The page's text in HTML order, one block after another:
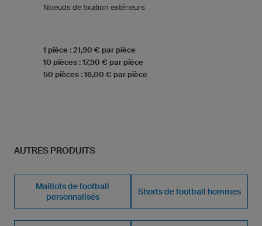
Noeuds de fixation extérieurs
1 pièce : 21,90 € par pièce
10 pièces : 17,90 € par pièce
50 pièces : 16,00 € par pièce
AUTRES PRODUITS
Maillots de football
personnalisés
Shorts de football hommes